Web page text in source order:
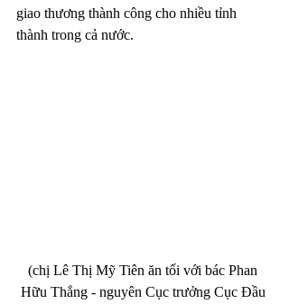
giao thương thành công cho nhiều tỉnh
thành trong cả nước.
(chị Lê Thị Mỹ Tiên ăn tối với bác Phan
Hữu Thắng - nguyên Cục trưởng Cục Đầu